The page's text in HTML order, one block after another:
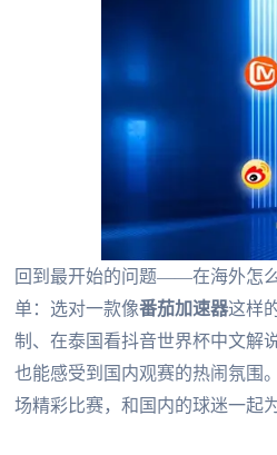
回到最开始的问题——在海外怎
单：选对一款像番茄加速器这样
制、在泰国看抖音世界杯中文解
也能感受到国内观赛的热闹氛围
场精彩比赛，和国内的球迷一起